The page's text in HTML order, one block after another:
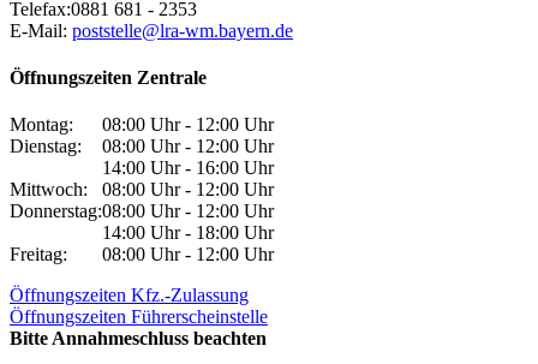
Telefax:0881 681 - 2353
E-Mail: poststelle@lra-wm.bayern.de
Öffnungszeiten Zentrale
Montag:
08:00 Uhr - 12:00 Uhr
Dienstag:
08:00 Uhr - 12:00 Uhr
14:00 Uhr - 16:00 Uhr
Mittwoch:
08:00 Uhr - 12:00 Uhr
Donnerstag:08:00 Uhr - 12:00 Uhr
14:00 Uhr - 18:00 Uhr
Freitag:
08:00 Uhr - 12:00 Uhr
Öffnungszeiten Kfz.-Zulassung
Öffnungszeiten Führerscheinstelle
Bitte Annahmeschluss beachten